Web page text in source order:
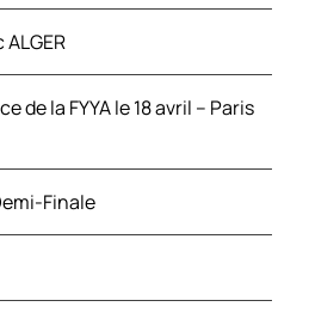
de la FYYA le 18 avril – Paris
Finale